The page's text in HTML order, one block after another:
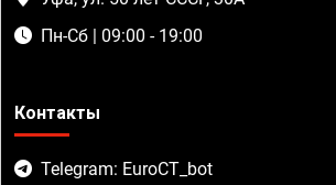
Пн-Сб | 09:00 - 19:00
Контакты
Telegram: EuroCT_bot